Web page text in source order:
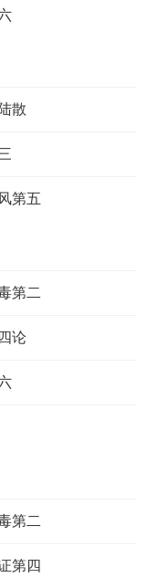
散
第五
第二
论
第二
第四